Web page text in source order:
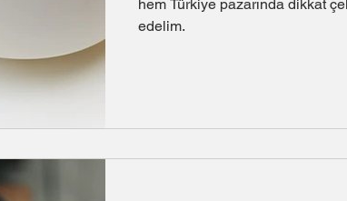
hem Türkiye pazarında dikkat
edelim.